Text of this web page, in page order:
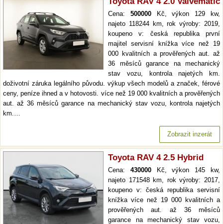
Cena: 500000Kč, výkon 129 kw,
najeto 118244 km, rok výroby: 2019,
koupeno v: česká republika první
majitel servisní knížka více než 19
000 kvalitních a prověřených aut. až
36 měsíců garance na mechanický
stav vozu, kontrola najetých km.
doživotní záruka legálního původu. výkup všech modelů a značek, férové
ceny, peníze ihned a v hotovosti. více než 19 000 kvalitních a prověřených
aut. až 36 měsíců garance na mechanický stav vozu, kontrola najetých
km.…
Zobrazit inzerát
Toyota RAV 4 2.5 Hybrid
Cena: 430000Kč, výkon 145 kw,
najeto 171548 km, rok výroby: 2017,
koupeno v: česká republika servisní
knížka více než 19 000 kvalitních a
prověřených aut. až 36 měsíců
garance na mechanický stav vozu,